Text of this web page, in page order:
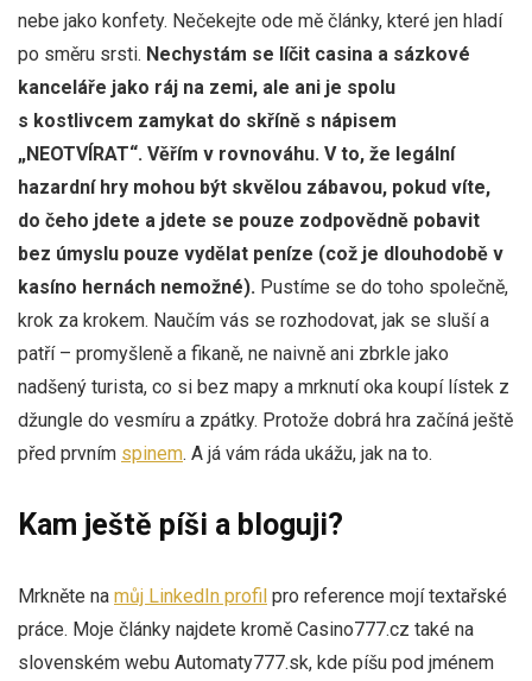
nebe jako konfety. Nečekejte ode mě články, které jen hladí
po směru srsti. Nechystám se líčit casina a sázkové
kanceláře jako ráj na zemi, ale ani je spolu
s kostlivcem zamykat do skříně s nápisem
„NEOTVÍRAT“. Věřím v rovnováhu. V to, že legální
hazardní hry mohou být skvělou zábavou, pokud víte,
do čeho jdete a jdete se pouze zodpovědně pobavit
bez úmyslu pouze vydělat peníze (což je dlouhodobě v
kasíno hernách nemožné). Pustíme se do toho společně,
krok za krokem. Naučím vás se rozhodovat, jak se sluší a
patří – promyšleně a fikaně, ne naivně ani zbrkle jako
nadšený turista, co si bez mapy a mrknutí oka koupí lístek z
džungle do vesmíru a zpátky. Protože dobrá hra začíná ještě
před prvním spinem. A já vám ráda ukážu, jak na to.
Kam ještě píši a bloguji?
Mrkněte na můj LinkedIn profil pro reference mojí textařské
práce. Moje články najdete kromě Casino777.cz také na
slovenském webu Automaty777.sk, kde píšu pod jménem